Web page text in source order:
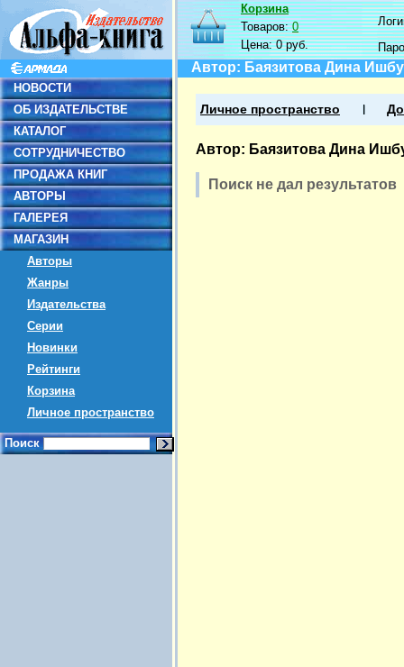
НОВОСТИ
ОБ ИЗДАТЕЛЬСТВЕ
КАТАЛОГ
СОТРУДНИЧЕСТВО
ПРОДАЖА КНИГ
АВТОРЫ
ГАЛЕРЕЯ
МАГАЗИН
Авторы
Жанры
Издательства
Серии
Новинки
Рейтинги
Корзина
Личное пространство
Поиск
Корзина
Товаров:0
Цена:0 руб.
Автор: Баязитова Дина
Личное пространство
Автор: Баязитова Дина
Поиск не дал результатов